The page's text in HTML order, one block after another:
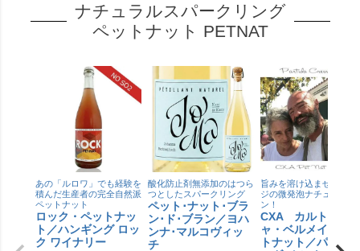
ナチュラルスパークリング
ペットナット PETNAT
あの「ルロワ」でも経験を
積んだ生産者の完全自然派
ペットナット
ロック・ペットナッ
ト／ハンギング ロッ
ク ワイナリー
酸化防止剤無添加のはつら
つとしたスパークリング
ペット･ナット･ブラ
ン･ド･ブラン／ヨハ
ンナ･マルコヴィッ
チ
旨みを溶け込ませたオレ
ジの微発泡ナチュラルワ
ン！
CXA カルトゥシ
ャ・ベルメイ ペ
トナット／パルテ